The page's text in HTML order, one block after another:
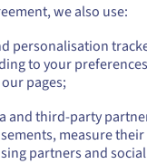
we also use:
personalisation
to your
pages;
and third-party
measure
partners and